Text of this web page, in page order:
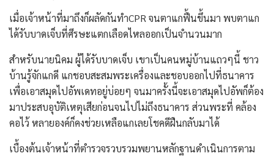
เมื่อเจ้าหน้าที่มาถึงก็ผลัดกันทำCPR จนตาแกฟื้นขึ้นมา พบตาแก
ได้รับบาดเจ็บที่ศีรษะแตกเลือดไหลออกเป็นจำนวนมาก
สำหรับนายนิคม ผู้ได้รับบาดเจ็บ เขาเป็นคนหมู่บ้านแถวๆนี้ ชาว
บ้านรู้จักแกดี แกชอบสะสมพระเครื่องและชอบออกไปที่ธนาคาร
เพื่อเอาสมุดไปอัพเดทอยู่บ่อยๆ จนมาครั้งนี้จะเอาสมุดไปอัพก็ต้อง
มาประสบอุบัติเหตุเสียก่อนจนไปไม่ถึงธนาคาร ส่วนพระที่ คล้อง
คอไว้ หลายองค์ก็คงช่วยเหลือแกเลยโชคดีฝืนกลับมาได้
เบื้องต้นเจ้าหน้าที่ตำรวจรวบรวมพยานหลักฐานดำเนินการตาม